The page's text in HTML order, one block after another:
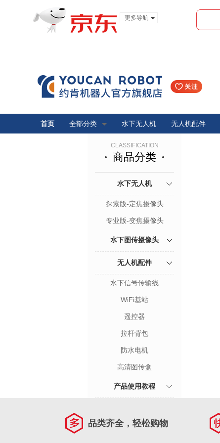
更多导航
首页 全部分类 水下无人机 无人机配件
CLASSIFICATION
商品分类
水下无人机
探索版-定焦摄像头
专业版-变焦摄像头
水下图传摄像头
无人机配件
水下信号传输线
WiFi基站
遥控器
拉杆背包
防水电机
高清图传盒
产品使用教程
品类齐全，轻松购物